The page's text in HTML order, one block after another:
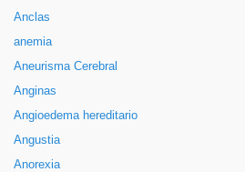
Anclas
anemia
Aneurisma Cerebral
Anginas
Angioedema hereditario
Angustia
Anorexia